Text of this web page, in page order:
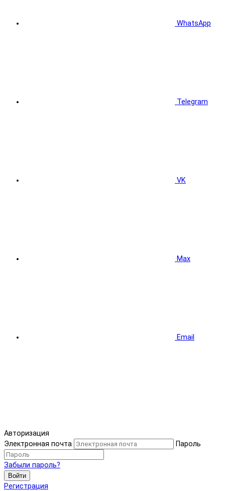
WhatsApp
Telegram
VK
Max
Email
Авторизация
Электронная почта
Пароль
Забыли пароль?
Войти
Регистрация